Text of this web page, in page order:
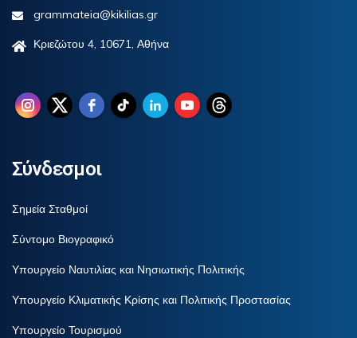
grammateia@kikilias.gr
Κριεζώτου 4, 10671, Αθήνα
Σύνδεσμοι
Σημεία Σταθμοί
Σύντομο Βιογραφικό
Υπουργείο Ναυτιλίας και Νησιωτικής Πολιτικής
Υπουργείο Κλιματικής Κρίσης και Πολιτικής Προστασίας
Υπουργείο Τουρισμού